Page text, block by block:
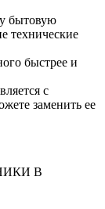
бытовую
технические
быстрее и
с
заменить ее
В